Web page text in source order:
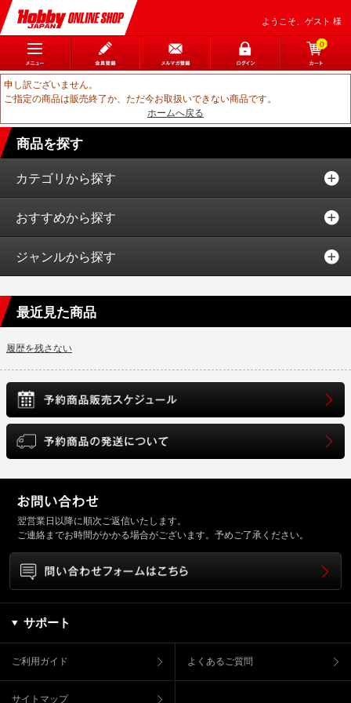
ようこそ、ゲスト 様
0
申し訳ございません。
ご指定の商品は販売終了か、ただ今お取扱いできない商品です。
ホームへ戻る
商品を探す
カテゴリから探す
おすすめから探す
ジャンルから探す
最近見た商品
履歴を残さない
翌営業日以降に順次ご返信いたします。
ご連絡までお時間がかかる場合がございます。予めご了承ください。
サポート
ご利用ガイド よくあるご質問
サイトマップ